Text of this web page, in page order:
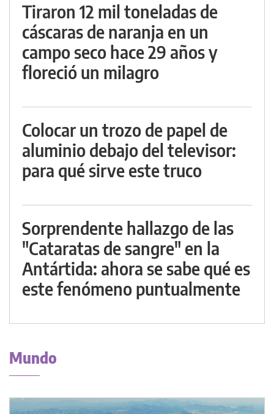
Tiraron 12 mil toneladas de
cáscaras de naranja en un
campo seco hace 29 años y
floreció un milagro
Colocar un trozo de papel de
aluminio debajo del televisor:
para qué sirve este truco
Sorprendente hallazgo de las
"Cataratas de sangre" en la
Antártida: ahora se sabe qué es
este fenómeno puntualmente
Mundo